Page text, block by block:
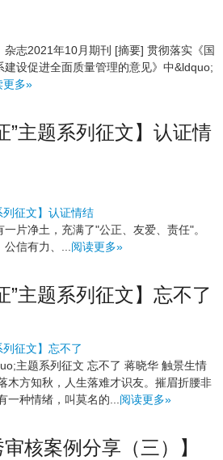
志2021年10月期刊 [摘要] 贯彻落实《国
设促进全面质量管理的意见》中&ldquo;
更多»
”主题系列征文】认证情
片净土，充满了"公正、友爱、责任"。
信有力、... 阅读更多»
”主题系列征文】忘不了
主题系列征文 忘不了 蒋晓华 触景生情
木方知秋，人生落难才识友。摧眉折腰非
一种情绪，叫莫名的... 阅读更多»
审核案例分享（三）】